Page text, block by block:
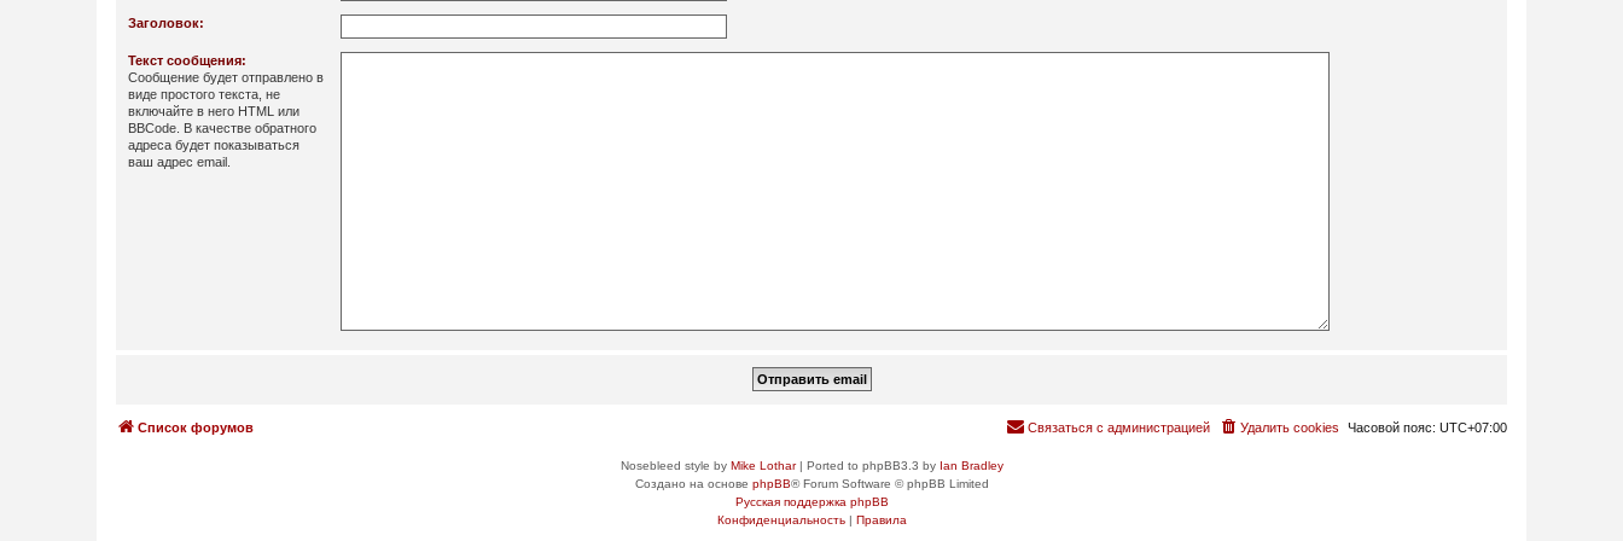
Заголовок:
Текст сообщения:
Сообщение будет отправлено в
виде простого текста, не
включайте в него HTML или
BBCode. В качестве обратного
адреса будет показываться
ваш адрес email.
Список форумов Часовой пояс: UTC+07:00
Удалить cookies
Связаться с администрацией
Nosebleed style by Mike Lothar| Ported to phpBB3.3 by Ian Bradley
Создано на основе phpBB® Forum Software © phpBB Limited
Русская поддержка phpBB
Конфиденциальность| Правила